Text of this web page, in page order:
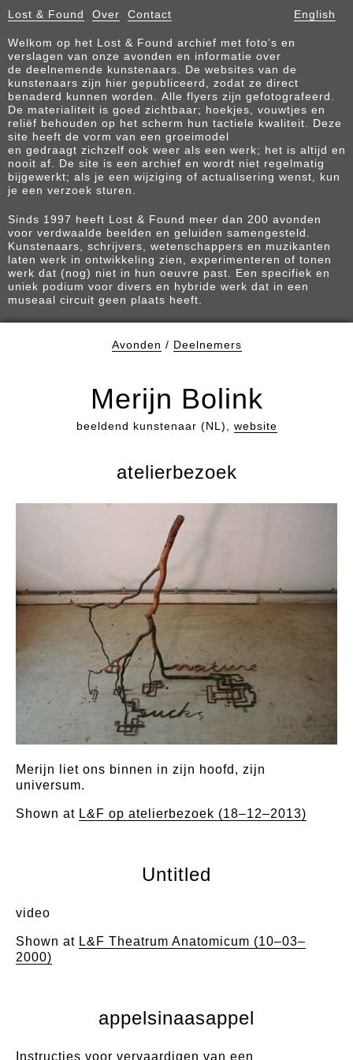
Lost & Found Over Contact English
Welkom op het Lost & Found archief met foto’s en
verslagen van onze avonden en informatie over
de deelnemende kunstenaars. De websites van de
kunstenaars zijn hier gepubliceerd, zodat ze direct
benaderd kunnen worden. Alle flyers zijn gefotografeerd.
De materialiteit is goed zichtbaar; hoekjes, vouwtjes en
reliëf behouden op het scherm hun tactiele kwaliteit. Deze
site heeft de vorm van een groeimodel
en gedraagt zichzelf ook weer als een werk; het is altijd en
nooit af. De site is een archief en wordt niet regelmatig
bijgewerkt; als je een wijziging of actualisering wenst, kun
je een verzoek sturen.
Sinds 1997 heeft Lost & Found meer dan 200 avonden
voor verdwaalde beelden en geluiden samengesteld.
Kunstenaars, schrijvers, wetenschappers en muzikanten
laten werk in ontwikkeling zien, experimenteren of tonen
werk dat (nog) niet in hun oeuvre past. Een specifiek en
uniek podium voor divers en hybride werk dat in een
museaal circuit geen plaats heeft.
Avonden / Deelnemers
Merijn Bolink
beeldend kunstenaar (NL), website
atelierbezoek
Merijn liet ons binnen in zijn hoofd, zijn
universum.
Shown at L&F op atelierbezoek (18–12–2013)
Untitled
video
Shown at L&F Theatrum Anatomicum (10–03–
2000)
appelsinaasappel
Instructies voor vervaardigen van een